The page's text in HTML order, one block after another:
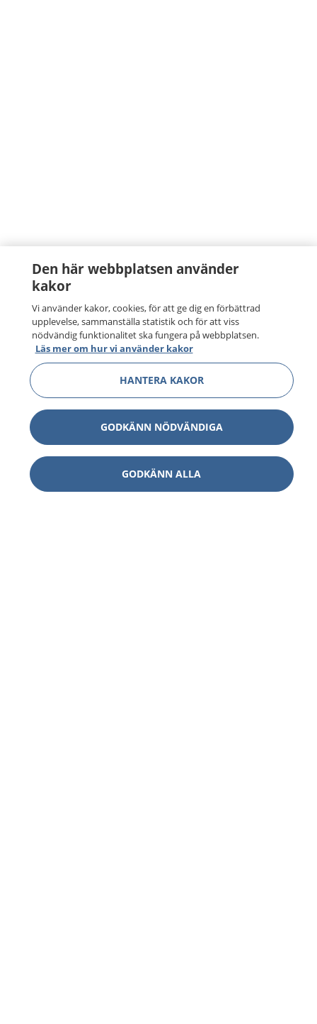
Den här webbplatsen använder
kakor
Vi använder kakor, cookies, för att ge dig en förbättrad
upplevelse, sammanställa statistik och för att viss
nödvändig funktionalitet ska fungera på webbplatsen.
Läs mer om hur vi använder kakor
HANTERA KAKOR
GODKÄNN NÖDVÄNDIGA
GODKÄNN ALLA